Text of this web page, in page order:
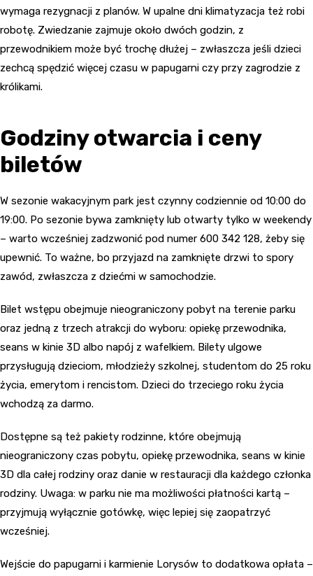
wymaga rezygnacji z planów. W upalne dni klimatyzacja też robi
robotę. Zwiedzanie zajmuje około dwóch godzin, z
przewodnikiem może być trochę dłużej – zwłaszcza jeśli dzieci
zechcą spędzić więcej czasu w papugarni czy przy zagrodzie z
królikami.
Godziny otwarcia i ceny
biletów
W sezonie wakacyjnym park jest czynny codziennie od 10:00 do
19:00. Po sezonie bywa zamknięty lub otwarty tylko w weekendy
– warto wcześniej zadzwonić pod numer 600 342 128, żeby się
upewnić. To ważne, bo przyjazd na zamknięte drzwi to spory
zawód, zwłaszcza z dziećmi w samochodzie.
Bilet wstępu obejmuje nieograniczony pobyt na terenie parku
oraz jedną z trzech atrakcji do wyboru: opiekę przewodnika,
seans w kinie 3D albo napój z wafelkiem. Bilety ulgowe
przysługują dzieciom, młodzieży szkolnej, studentom do 25 roku
życia, emerytom i rencistom. Dzieci do trzeciego roku życia
wchodzą za darmo.
Dostępne są też pakiety rodzinne, które obejmują
nieograniczony czas pobytu, opiekę przewodnika, seans w kinie
3D dla całej rodziny oraz danie w restauracji dla każdego członka
rodziny. Uwaga: w parku nie ma możliwości płatności kartą –
przyjmują wyłącznie gotówkę, więc lepiej się zaopatrzyć
wcześniej.
Wejście do papugarni i karmienie Lorysów to dodatkowa opłata –